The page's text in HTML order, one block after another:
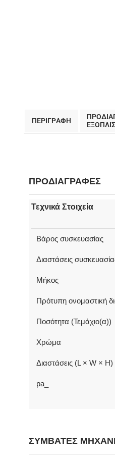
ΠΕΡΙΓΡΑΦΗ
ΠΡΟΔΙΑΓΡΑΦΕΣ
Τεχνικά Στοιχεία
Βάρος συσκευασίας
Διαστάσεις
Μήκος
Πρότυπη ονομαστική
Ποσότητα (Τεμάχιο(α))
Χρώμα
Διαστάσεις (L × W ×
pa_
ΣΥΜΒΑΤΈΣ